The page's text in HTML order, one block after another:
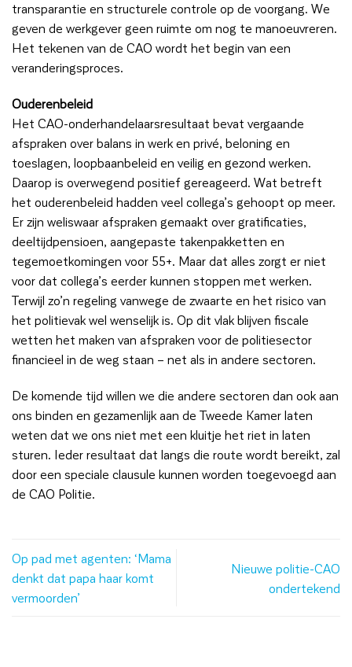
transparantie en structurele controle op de voorgang. We
geven de werkgever geen ruimte om nog te manoeuvreren.
Het tekenen van de CAO wordt het begin van een
veranderingsproces.
Ouderenbeleid
Het CAO-onderhandelaarsresultaat bevat vergaande
afspraken over balans in werk en privé, beloning en
toeslagen, loopbaanbeleid en veilig en gezond werken.
Daarop is overwegend positief gereageerd. Wat betreft
het ouderenbeleid hadden veel collega’s gehoopt op meer.
Er zijn weliswaar afspraken gemaakt over gratificaties,
deeltijdpensioen, aangepaste takenpakketten en
tegemoetkomingen voor 55+. Maar dat alles zorgt er niet
voor dat collega’s eerder kunnen stoppen met werken.
Terwijl zo’n regeling vanwege de zwaarte en het risico van
het politievak wel wenselijk is. Op dit vlak blijven fiscale
wetten het maken van afspraken voor de politiesector
financieel in de weg staan – net als in andere sectoren.
De komende tijd willen we die andere sectoren dan ook aan
ons binden en gezamenlijk aan de Tweede Kamer laten
weten dat we ons niet met een kluitje het riet in laten
sturen. Ieder resultaat dat langs die route wordt bereikt, zal
door een speciale clausule kunnen worden toegevoegd aan
de CAO Politie.
Op pad met agenten: ‘Mama
denkt dat papa haar komt
vermoorden’
Nieuwe politie-CAO
ondertekend